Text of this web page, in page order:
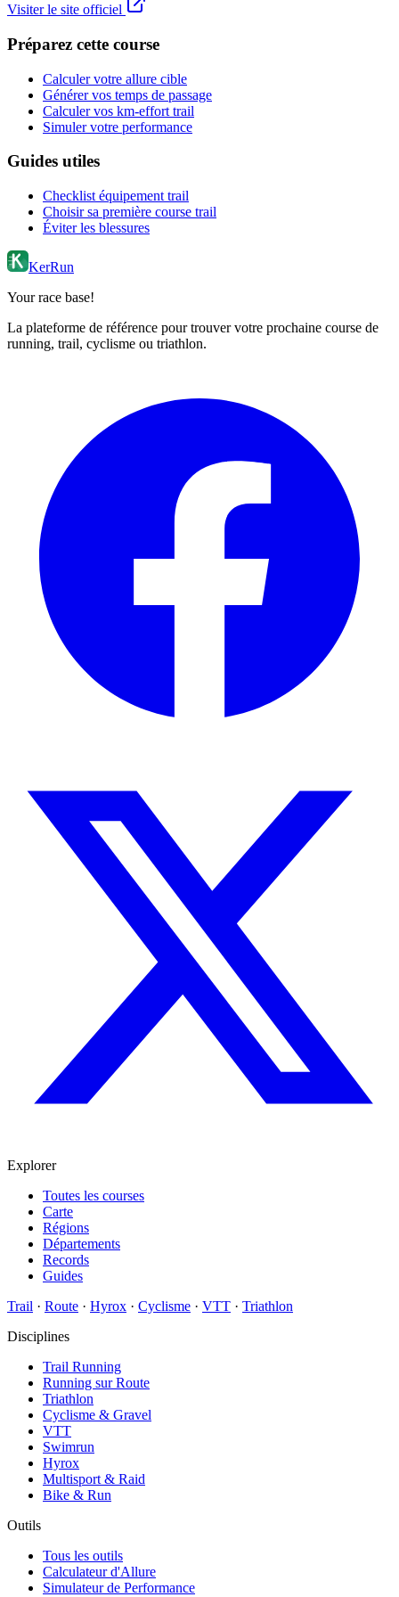
Visiter le site officiel
Préparez cette course
Calculer votre allure cible
Générer vos temps de passage
Calculer vos km-effort trail
Simuler votre performance
Guides utiles
Checklist équipement trail
Choisir sa première course trail
Éviter les blessures
KerRun
Your race base!
La plateforme de référence pour trouver votre prochaine course de
running, trail, cyclisme ou triathlon.
Explorer
Toutes les courses
Carte
Régions
Départements
Records
Guides
Trail · Route · Hyrox · Cyclisme · VTT · Triathlon
Disciplines
Trail Running
Running sur Route
Triathlon
Cyclisme & Gravel
VTT
Swimrun
Hyrox
Multisport & Raid
Bike & Run
Outils
Tous les outils
Calculateur d'Allure
Simulateur de Performance